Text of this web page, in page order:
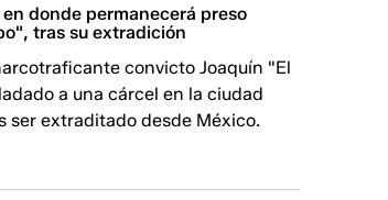
donde permanecerá preso
tras su extradición
convicto Joaquín "El
a una cárcel en la ciudad
ser extraditado desde México.